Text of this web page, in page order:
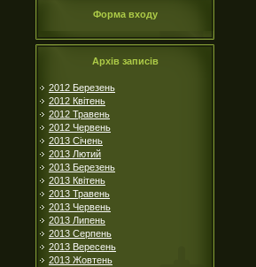
Форма входу
Архів записів
2012 Березень
2012 Квітень
2012 Травень
2012 Червень
2013 Січень
2013 Лютий
2013 Березень
2013 Квітень
2013 Травень
2013 Червень
2013 Липень
2013 Серпень
2013 Вересень
2013 Жовтень